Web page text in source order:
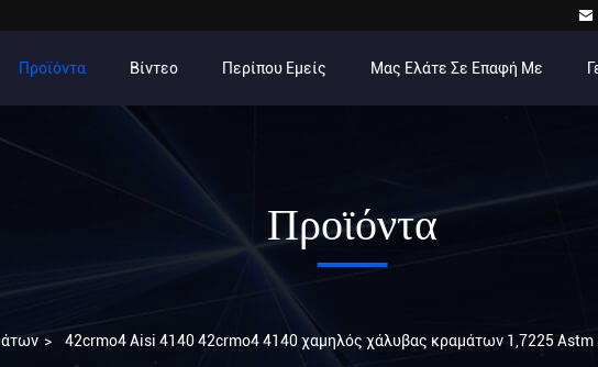
Προϊόντα Βίντεο Περίπου Εμείς Μας Ελάτε Σε Επαφή Με
Προϊόντα
> 42crmo4 Aisi 4140 42crmo4 4140 χαμηλός χάλυβας κραμάτων 1,7225 Astm